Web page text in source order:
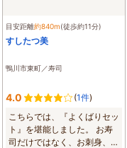
目安距離約840m(徒歩約11分)
すしたつ美
鴨川市東町／寿司
4.0 (1件)
こちらでは、『よくばりセッ
ト』を堪能しました。 お寿
司だけではなく、お刺身、茶